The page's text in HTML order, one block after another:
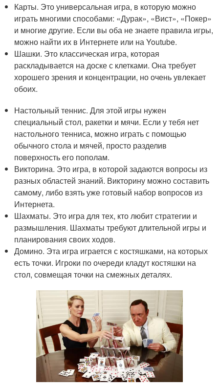
Карты. Это универсальная игра, в которую можно
играть многими способами: «Дурак», «Вист», «Покер»
и многие другие. Если вы оба не знаете правила игры,
можно найти их в Интернете или на Youtube.
Шашки. Это классическая игра, которая
раскладывается на доске с клетками. Она требует
хорошего зрения и концентрации, но очень увлекает
обоих.
Настольный теннис. Для этой игры нужен
специальный стол, ракетки и мячи. Если у тебя нет
настольного тенниса, можно играть с помощью
обычного стола и мячей, просто разделив
поверхность его пополам.
Викторина. Это игра, в которой задаются вопросы из
разных областей знаний. Викторину можно составить
самому, либо взять уже готовый набор вопросов из
Интернета.
Шахматы. Это игра для тех, кто любит стратегии и
размышления. Шахматы требуют длительной игры и
планирования своих ходов.
Домино. Эта игра играется с костяшками, на которых
есть точки. Игроки по очереди кладут костяшки на
стол, совмещая точки на смежных деталях.